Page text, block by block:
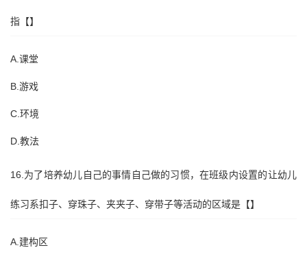
指【】
A.课堂
B.游戏
C.环境
D.教法
16.为了培养幼儿自己的事情自己做的习惯，在班级内设置的让幼儿
练习系扣子、穿珠子、夹夹子、穿带子等活动的区域是【】
A.建构区